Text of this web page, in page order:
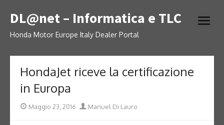
to
content
DL@net – Informatica e TLC
Honda Motor Europe Italy Dealer Portal
open
HondaJet riceve la certificazione
in Europa
Posted
Maggio 23, 2016 Author
Manuel Di Lauro